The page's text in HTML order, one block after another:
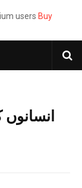
users Buy
انسانوں